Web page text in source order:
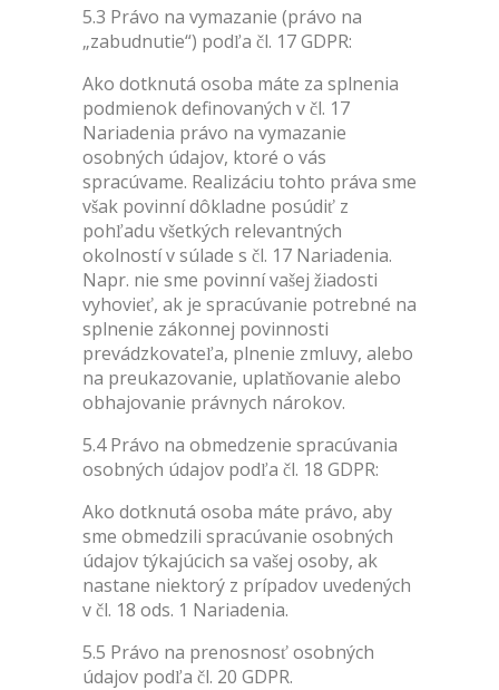
5.3 Právo na vymazanie (právo na
„zabudnutie“) podľa čl. 17 GDPR:
Ako dotknutá osoba máte za splnenia
podmienok definovaných v čl. 17
Nariadenia právo na vymazanie
osobných údajov, ktoré o vás
spracúvame. Realizáciu tohto práva sme
však povinní dôkladne posúdiť z
pohľadu všetkých relevantných
okolností v súlade s čl. 17 Nariadenia.
Napr. nie sme povinní vašej žiadosti
vyhovieť, ak je spracúvanie potrebné na
splnenie zákonnej povinnosti
prevádzkovateľa, plnenie zmluvy, alebo
na preukazovanie, uplatňovanie alebo
obhajovanie právnych nárokov.
5.4 Právo na obmedzenie spracúvania
osobných údajov podľa čl. 18 GDPR:
Ako dotknutá osoba máte právo, aby
sme obmedzili spracúvanie osobných
údajov týkajúcich sa vašej osoby, ak
nastane niektorý z prípadov uvedených
v čl. 18 ods. 1 Nariadenia.
5.5 Právo na prenosnosť osobných
údajov podľa čl. 20 GDPR.